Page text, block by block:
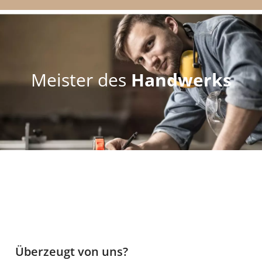
Meister des Handwerks
Überzeugt von uns?